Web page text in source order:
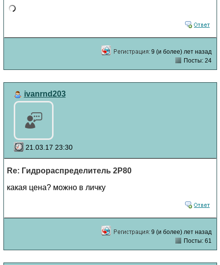
9 (и более) лет назад
Посты: 24
ivanrnd203
21.03.17 23:30
Re: Гидрораспределитель 2Р80
какая цена? можно в личку
9 (и более) лет назад
Посты: 61